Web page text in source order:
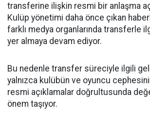
transferine ilişkin resmi bir anlaşma
Kulüp yönetimi daha önce çıkan
farklı medya organlarında transferle
yer almaya devam ediyor.
Bu nedenle transfer süreciyle ilgili
yalnızca kulübün ve oyuncu
resmi açıklamalar doğrultusunda
önem taşıyor.